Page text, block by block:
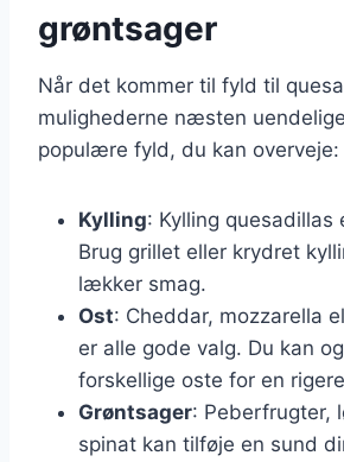
grøntsager
Når det kommer til fyld til
mulighederne næsten
populære fyld, du kan overveje:
Kylling: Kylling quesadillas
Brug grillet eller krydret
lækker smag.
Ost: Cheddar, mozzarella
er alle gode valg. Du kan
forskellige oste for en
Grøntsager: Peberfrugter,
spinat kan tilføje en sund